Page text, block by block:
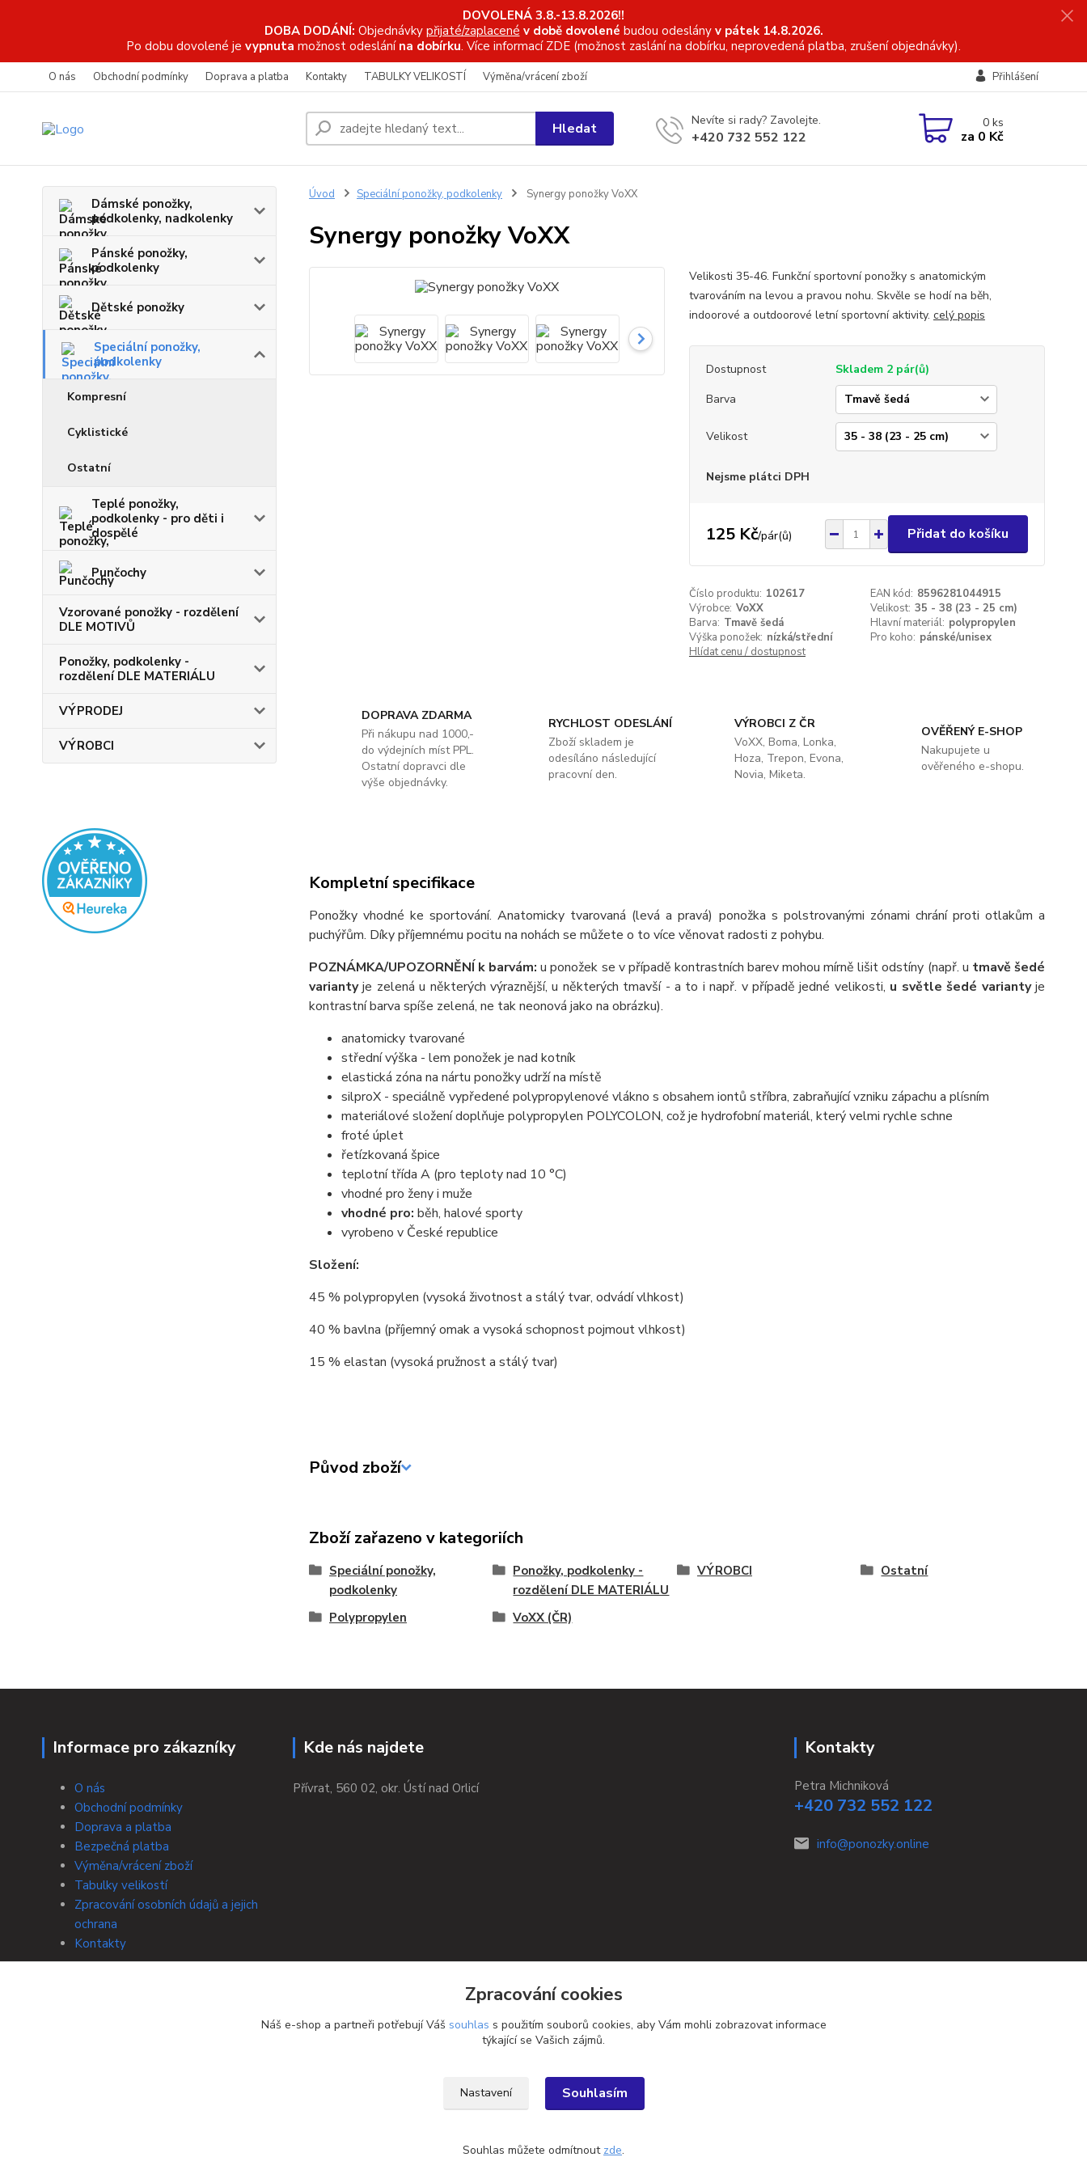
DOVOLENÁ 3.8.-13.8.2026!!
DOBA DODÁNÍ: Objednávky přijaté/zaplacené v době dovolené budou odeslány v pátek 14.8.2026.
Po dobu dovolené je vypnuta možnost odeslání na dobírku. Více informací ZDE (možnost zaslání na dobírku, neprovedená platba, zrušení objednávky).
O nás Obchodní podmínky Doprava a platba Kontakty TABULKY VELIKOSTÍ Výměna/vrácení zboží Přihlášení
Hledat Nevíte si rady? Zavolejte.
+420 732 552 122
0ks
za 0 Kč
Dámské ponožky,
podkolenky, nadkolenky
Pánské ponožky,
podkolenky
Dětské ponožky
Speciální ponožky,
podkolenky
Kompresní
Cyklistické
Ostatní
Teplé ponožky,
podkolenky - pro děti i
dospělé
Punčochy
Vzorované ponožky - rozdělení
DLE MOTIVŮ
Ponožky, podkolenky -
rozdělení DLE MATERIÁLU
VÝPRODEJ
VÝROBCI
Úvod Speciální ponožky, podkolenky Synergy ponožky VoXX
Synergy ponožky VoXX
Velikosti 35-46. Funkční sportovní ponožky s anatomickým
tvarováním na levou a pravou nohu. Skvěle se hodí na běh,
indoorové a outdoorové letní sportovní aktivity. celý popis
Dostupnost
Skladem 2 pár(ů)
Barva
Velikost
Nejsme plátci DPH
125 Kč/pár(ů) Přidat do košíku
Číslo produktu: 102617 EAN kód: 8596281044915
Výrobce: VoXX Velikost: 35 - 38 (23 - 25 cm)
Barva: Tmavě šedá Hlavní materiál: polypropylen
Výška ponožek: nízká/střední Pro koho: pánské/unisex
Hlídat cenu / dostupnost
DOPRAVA ZDARMA
Při nákupu nad 1000,-
do výdejních míst PPL.
Ostatní dopravci dle
výše objednávky.
RYCHLOST ODESLÁNÍ
Zboží skladem je
odesíláno následující
pracovní den.
VÝROBCI Z ČR
VoXX, Boma, Lonka,
Hoza, Trepon, Evona,
Novia, Miketa.
OVĚŘENÝ E-SHOP
Nakupujete u
ověřeného e-shopu.
Kompletní specifikace
Ponožky vhodné ke sportování. Anatomicky tvarovaná (levá a pravá) ponožka s polstrovanými zónami chrání proti otlakům a
puchýřům. Díky příjemnému pocitu na nohách se můžete o to více věnovat radosti z pohybu.
POZNÁMKA/UPOZORNĚNÍ k barvám: u ponožek se v případě kontrastních barev mohou mírně lišit odstíny (např. u tmavě šedé
variantyje zelená u některých výraznější, u některých tmavší - a to i např. v případě jedné velikosti, u světle šedé variantyje
kontrastní barva spíše zelená, ne tak neonová jako na obrázku).
anatomicky tvarované
střední výška - lem ponožek je nad kotník
elastická zóna na nártu ponožky udrží na místě
silproX - speciálně vypředené polypropylenové vlákno s obsahem iontů stříbra, zabraňující vzniku zápachu a plísním
materiálové složení doplňuje polypropylen POLYCOLON, což je hydrofobní materiál, který velmi rychle schne
froté úplet
řetízkovaná špice
teplotní třída A (pro teploty nad 10 °C)
vhodné pro ženy i muže
vhodné pro: běh, halové sporty
vyrobeno v České republice
Složení:
45 % polypropylen (vysoká životnost a stálý tvar, odvádí vlhkost)
40 % bavlna (příjemný omak a vysoká schopnost pojmout vlhkost)
15 % elastan (vysoká pružnost a stálý tvar)
Původ zboží
Zboží zařazeno v kategoriích
Speciální ponožky,
podkolenky
Ponožky, podkolenky -
rozdělení DLE MATERIÁLU
VÝROBCI Ostatní
Polypropylen VoXX (ČR)
Informace pro zákazníky
O nás
Obchodní podmínky
Doprava a platba
Bezpečná platba
Výměna/vrácení zboží
Tabulky velikostí
Zpracování osobních údajů a jejich
ochrana
Kontakty
Kde nás najdete
Přívrat, 560 02, okr. Ústí nad Orlicí
Kontakty
Petra Michniková
+420 732 552 122
info@ponozky.online
Zpracování cookies
Náš e-shop a partneři potřebují Váš souhlas s použitím souborů cookies, aby Vám mohli zobrazovat informace
týkající se Vašich zájmů.
Nastavení Souhlasím
Souhlas můžete odmítnout zde.